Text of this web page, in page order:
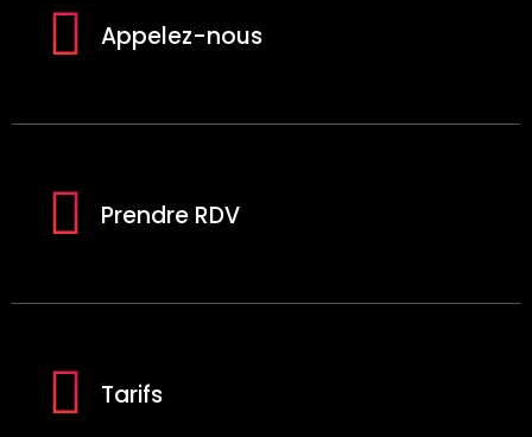
Appelez-nous
Prendre RDV
Tarifs